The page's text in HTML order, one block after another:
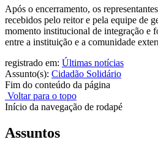
Após o encerramento, os
recebidos pelo reitor e pela equipe de
momento institucional de integração e
entre a instituição e a comunidade
registrado em: Últimas notícias
Assunto(s): Cidadão Solidário
Fim do conteúdo da página
Voltar para o topo
Início da navegação de rodapé
Assuntos